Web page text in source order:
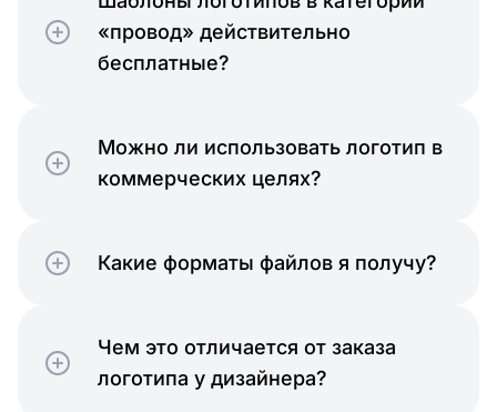
«провод» действительно
бесплатные?
Можно ли использовать логотип в
коммерческих целях?
Какие форматы файлов я получу?
Чем это отличается от заказа
логотипа у дизайнера?